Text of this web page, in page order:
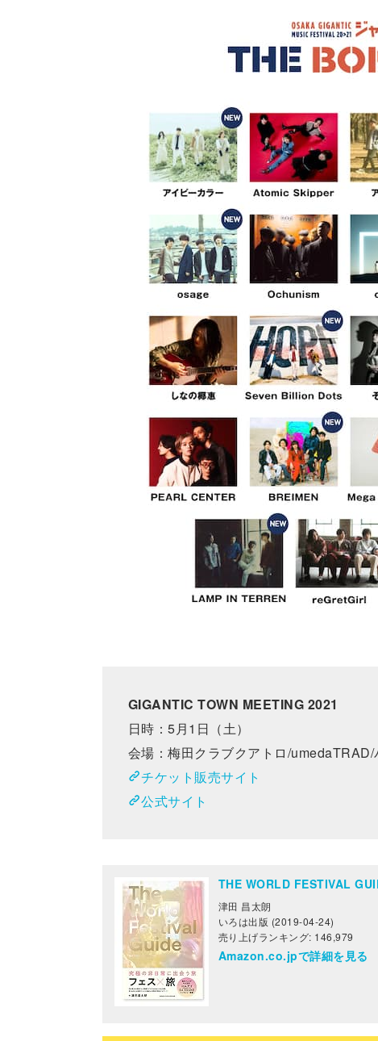
GIGANTIC TOWN MEETING 2021
日時：5月1日（土）
会場：梅⽥クラブクアトロ/
チケット販売サイト
公式サイト
THE WORLD FESTIVAL
津田 昌太朗
いろは出版 (2019-04-24)
売り上げランキング: 146,979
Amazon.co.jpで詳細を見る